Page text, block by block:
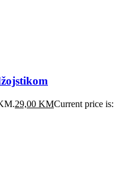
29,00 KMCurrent price is: